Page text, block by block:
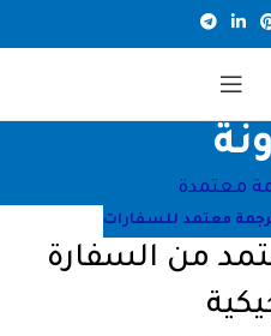
معتمدة
معتمد للسفارات
من السفارة